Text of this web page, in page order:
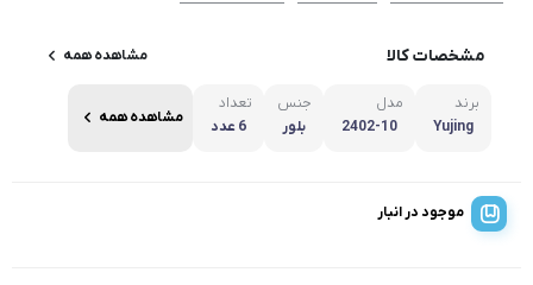
مشخصات کالا مشاهده همه
برند
Yujing
مدل
2402-10
جنس
بلور
تعداد
6 عدد
مشاهده همه
موجود در انبار